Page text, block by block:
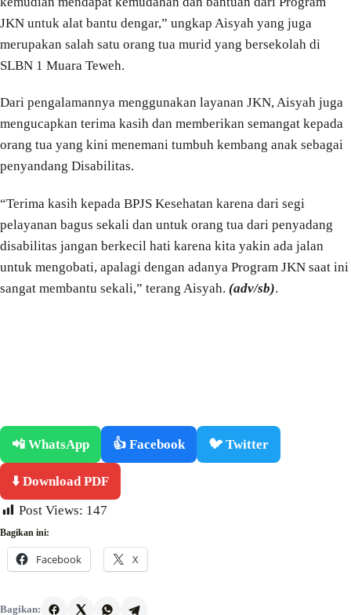
JKN untuk alat bantu dengar,” ungkap Aisyah yang juga
merupakan salah satu orang tua murid yang bersekolah di
SLBN 1 Muara Teweh.
Dari pengalamannya menggunakan layanan JKN, Aisyah juga
mengucapkan terima kasih dan memberikan semangat kepada
orang tua yang kini menemani tumbuh kembang anak sebagai
penyandang Disabilitas.
“Terima kasih kepada BPJS Kesehatan karena dari segi
pelayanan bagus sekali dan untuk orang tua dari penyadang
disabilitas jangan berkecil hati karena kita yakin ada jalan
untuk mengobati, apalagi dengan adanya Program JKN saat ini
sangat membantu sekali,” terang Aisyah. (adv/sb).
📲 WhatsApp 👍 Facebook 🐦 Twitter
⬇️ Download PDF
Post Views: 147
Bagikan ini:
Facebook X
Bagikan: